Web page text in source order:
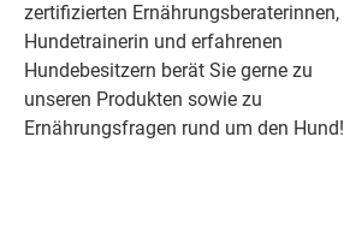
zertifizierten Ernährungsberaterinnen,
Hundetrainerin und erfahrenen
Hundebesitzern berät Sie gerne zu
unseren Produkten sowie zu
Ernährungsfragen rund um den Hund!